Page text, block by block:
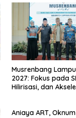
Musrenbang
2027: Fokus pada
Hilirisasi, dan
Aniaya ART,